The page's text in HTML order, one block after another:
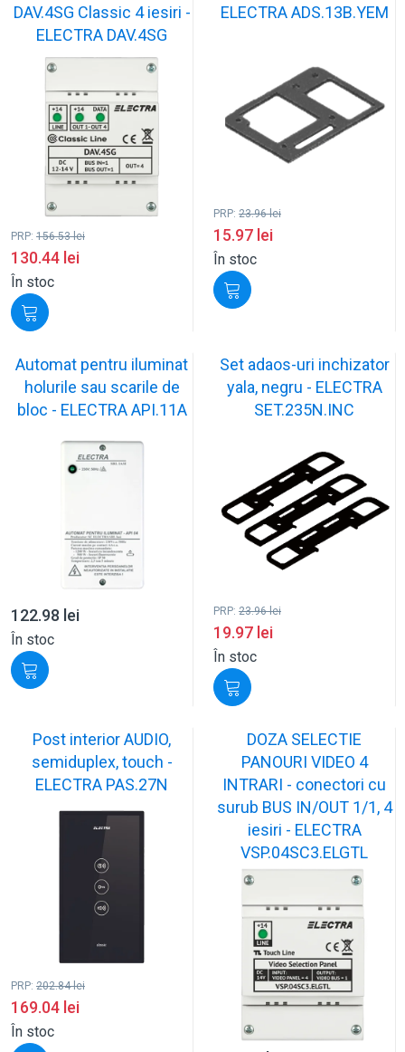
DAV.4SG Classic 4 iesiri -
ELECTRA DAV.4SG
PRP: 156.53lei
130.44 lei
În stoc
ELECTRA ADS.13B.YEM
PRP: 23.96lei
15.97 lei
În stoc
Automat pentru iluminat
holurile sau scarile de
bloc - ELECTRA API.11A
122.98 lei
În stoc
Set adaos-uri inchizator
yala, negru - ELECTRA
SET.235N.INC
PRP: 23.96lei
19.97 lei
În stoc
Post interior AUDIO,
semiduplex, touch -
ELECTRA PAS.27N
PRP: 202.84lei
169.04 lei
În stoc
DOZA SELECTIE
PANOURI VIDEO 4
INTRARI - conectori cu
surub BUS IN/OUT 1/1, 4
iesiri - ELECTRA
VSP.04SC3.ELGTL